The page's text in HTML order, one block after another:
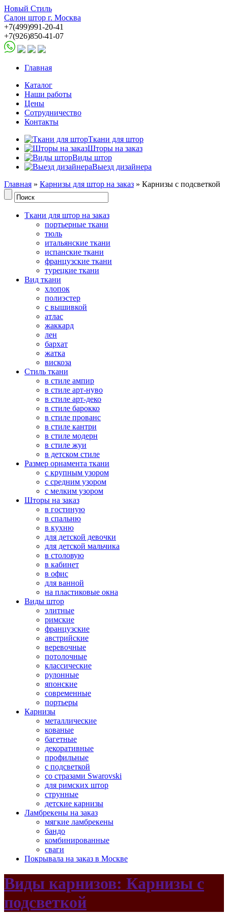
Новый Стиль
Салон штор г. Москва
+7(499)991-20-41
+7(926)850-41-07
Главная
Каталог
Наши работы
Цены
Сотрудничество
Контакты
Ткани для штор
Шторы на заказ
Виды штор
Выезд дизайнера
Главная » Карнизы для штор на заказ » Карнизы с подсветкой
Ткани для штор на заказ
портьерные ткани
тюль
итальянские ткани
испанские ткани
французские ткани
турецкие ткани
Вид ткани
хлопок
полиэстер
с вышивкой
атлас
жаккард
лен
бархат
жатка
вискоза
Стиль ткани
в стиле ампир
в стиле арт-нуво
в стиле арт-деко
в стиле барокко
в стиле прованс
в стиле кантри
в стиле модерн
в стиле жуи
в детском стиле
Размер орнамента ткани
с крупным узором
с средним узором
с мелким узором
Шторы на заказ
в гостиную
в спальню
в кухню
для детской девочки
для детской мальчика
в столовую
в кабинет
в офис
для ванной
на пластиковые окна
Виды штор
элитные
римские
французские
австрийские
веревочные
потолочные
классические
рулонные
японские
современные
портьеры
Карнизы
металлические
кованые
багетные
декоративные
профильные
с подсветкой
со стразами Swarovski
для римских штор
струнные
детские карнизы
Ламбрекены на заказ
мягкие ламбрекены
бандо
комбинированные
сваги
Покрывала на заказ в Москве
Виды карнизов: Карнизы с
подсветкой